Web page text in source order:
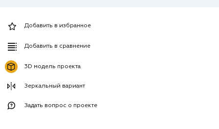
Добавить в избранное
Добавить в сравнение
3D модель проекта
Зеркальный вариант
Задать вопрос о проекте